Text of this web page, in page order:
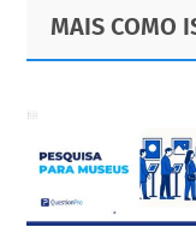
Primary
Sidebar
Footer
MAIS COMO